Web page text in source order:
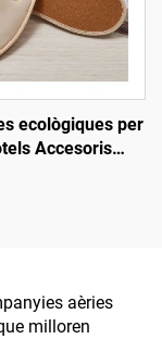
major
ecològiques per
Accesoris
aèries
milloren